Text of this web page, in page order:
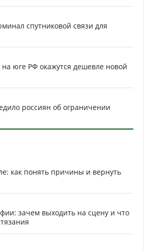
спутниковой связи для
юге РФ окажутся дешевле новой
россиян об ограничении
как понять причины и вернуть
зачем выходить на сцену и что